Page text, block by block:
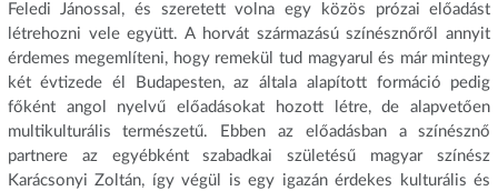
Feledi Jánossal, és szeretett volna egy közös prózai előadást
létrehozni vele együtt. A horvát származású színésznőről annyit
érdemes megemlíteni, hogy remekül tud magyarul és már mintegy
két évtizede él Budapesten, az általa alapított formáció pedig
főként angol nyelvű előadásokat hozott létre, de alapvetően
multikulturális természetű. Ebben az előadásban a színésznő
partnere az egyébként szabadkai születésű magyar színész
Karácsonyi Zoltán, így végül is egy igazán érdekes kulturális és